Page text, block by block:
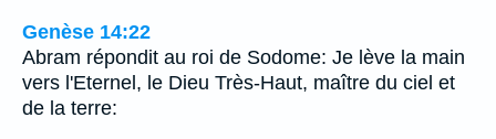
Genèse 14:22
Abram répondit au roi de Sodome: Je lève la main
vers l'Eternel, le Dieu Très-Haut, maître du ciel et
de la terre: